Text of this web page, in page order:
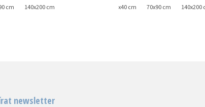
cm 140x200 cm 40x40 cm 70x90 cm 140x200
newsletter